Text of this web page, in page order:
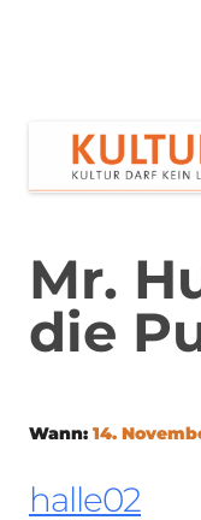
Mr.
die
Wann: 14.
halle02